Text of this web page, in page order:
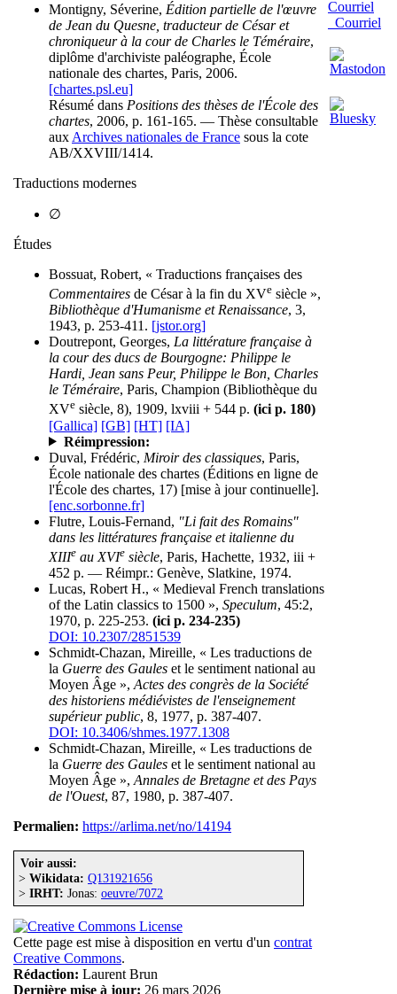
Montigny, Séverine, Édition partielle de l'œuvre
de Jean du Quesne, traducteur de César et
chroniqueur à la cour de Charles le Téméraire,
diplôme d'archiviste paléographe, École
nationale des chartes, Paris, 2006.
[chartes.psl.eu]
Résumé dans Positions des thèses de l'École des
chartes, 2006, p. 161-165. — Thèse consultable
aux Archives nationales de France sous la cote
AB/XXVIII/1414.
Traductions modernes
∅
Études
Bossuat, Robert, « Traductions françaises des
Commentaires de César à la fin du XVe siècle »,
Bibliothèque d'Humanisme et Renaissance, 3,
1943, p. 253-411. [jstor.org]
Doutrepont, Georges, La littérature française à
la cour des ducs de Bourgogne: Philippe le
Hardi, Jean sans Peur, Philippe le Bon, Charles
le Téméraire, Paris, Champion (Bibliothèque du
XVe siècle, 8), 1909, lxviii + 544 p. (ici p. 180)
[Gallica] [GB] [HT] [IA]
Réimpression:
Duval, Frédéric, Miroir des classiques, Paris,
École nationale des chartes (Éditions en ligne de
l'École des chartes, 17) [mise à jour continuelle].
[enc.sorbonne.fr]
Flutre, Louis-Fernand, "Li fait des Romains"
dans les littératures française et italienne du
XIIIe au XVIe siècle, Paris, Hachette, 1932, iii +
452 p. — Réimpr.: Genève, Slatkine, 1974.
Lucas, Robert H., « Medieval French translations
of the Latin classics to 1500 », Speculum, 45:2,
1970, p. 225-253. (ici p. 234-235)
DOI: 10.2307/2851539
Schmidt-Chazan, Mireille, « Les traductions de
la Guerre des Gaules et le sentiment national au
Moyen Âge », Actes des congrès de la Société
des historiens médiévistes de l'enseignement
supérieur public, 8, 1977, p. 387-407.
DOI: 10.3406/shmes.1977.1308
Schmidt-Chazan, Mireille, « Les traductions de
la Guerre des Gaules et le sentiment national au
Moyen Âge », Annales de Bretagne et des Pays
de l'Ouest, 87, 1980, p. 387-407.
Permalien: https://arlima.net/no/14194
Voir aussi:
> Wikidata: Q131921656
> IRHT: Jonas: oeuvre/7072
Cette page est mise à disposition en vertu d'un contrat
Creative Commons.
Rédaction: Laurent Brun
Dernière mise à jour: 26 mars 2026
Courriel